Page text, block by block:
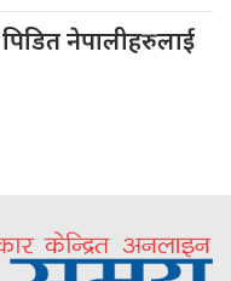
नेपालीहरुलाई